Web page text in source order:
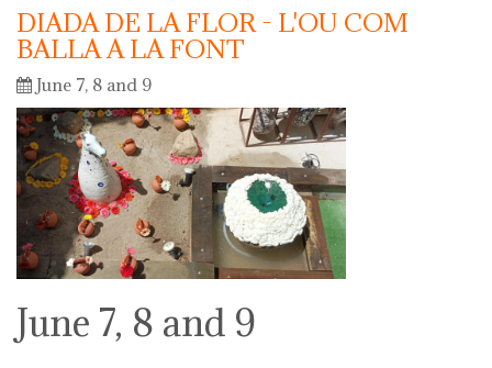
DIADA DE LA FLOR - L'OU COM
BALLA A LA FONT
June 7, 8 and 9
June 7, 8 and 9